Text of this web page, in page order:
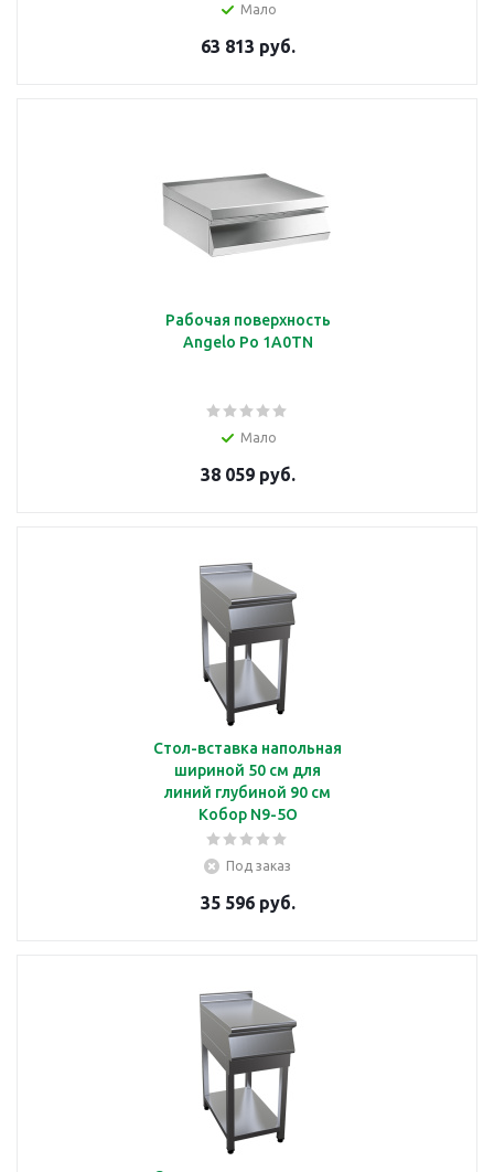
Мало
63 813 руб.
Рабочая поверхность
Angelo Po 1A0TN
Мало
38 059 руб.
Стол-вставка напольная
шириной 50 см для
линий глубиной 90 см
Кобор N9-5O
Под заказ
35 596 руб.